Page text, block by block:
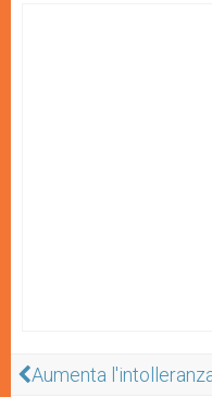
Aumenta